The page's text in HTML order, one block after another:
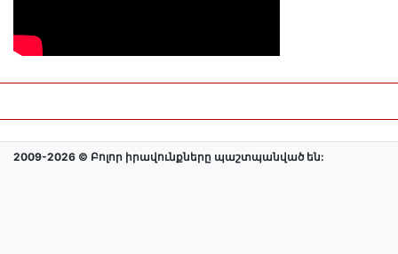
2009-2026 © Բոլոր իրավունքները պաշտպանված են: